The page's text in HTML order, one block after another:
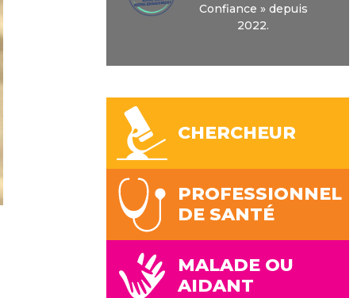
Confiance » depuis
2022.
CHERCHEUR
PROFESSIONNEL
DE SANTÉ
MALADE OU
AIDANT